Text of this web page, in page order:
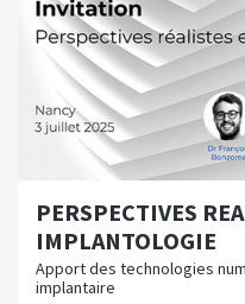
PERSPECTIVES
IMPLANTOLOGIE
Apport des technologies
implantaire